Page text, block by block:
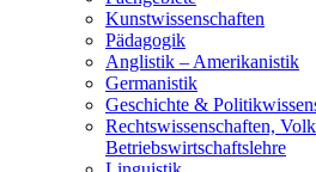
Kunstwissenschaften
Pädagogik
Anglistik – Amerikanistik
Germanistik
Geschichte &
Rechtswissenschaften,
Betriebswirtschaftslehre